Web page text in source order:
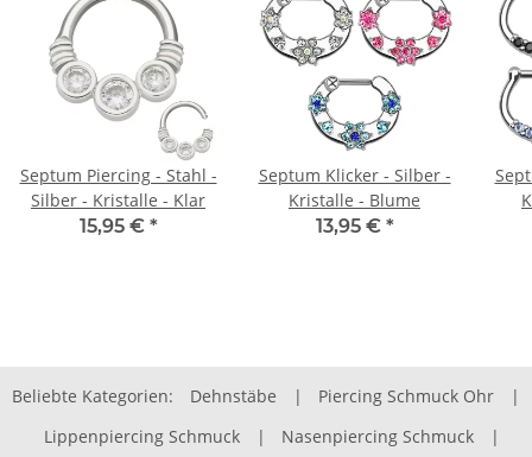
Septum Piercing - Stahl -
Silber - Kristalle - Klar
15,95 € *
Septum Klicker - Silber -
Kristalle - Blume
13,95 € *
Beliebte Kategorien: Dehnstäbe | Piercing Schmuck Ohr
|
Lippenpiercing Schmuck
| Nasenpiercing Schmuck
|